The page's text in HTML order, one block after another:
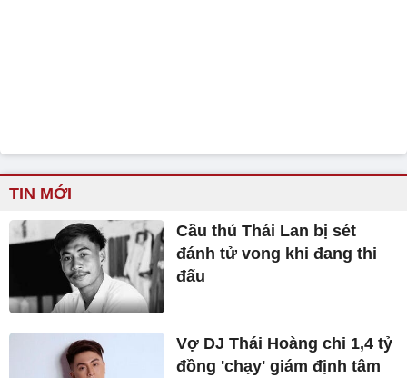
TIN MỚI
Cầu thủ Thái Lan bị sét
đánh tử vong khi đang thi
đấu
Vợ DJ Thái Hoàng chi 1,4 tỷ
đồng 'chạy' giám định tâm